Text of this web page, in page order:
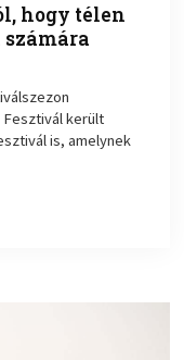
hogy télen
Fesztivál került
is, amelynek